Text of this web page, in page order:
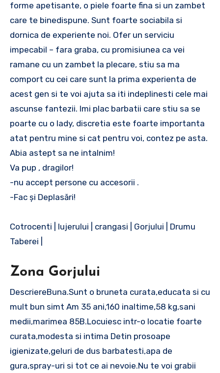
forme apetisante, o piele foarte fina si un zambet
care te binedispune. Sunt foarte sociabila si
dornica de experiente noi. Ofer un serviciu
impecabil – fara graba, cu promisiunea ca vei
ramane cu un zambet la plecare, stiu sa ma
comport cu cei care sunt la prima experienta de
acest gen si te voi ajuta sa iti indeplinesti cele mai
ascunse fantezii. Imi plac barbatii care stiu sa se
poarte cu o lady, discretia este foarte importanta
atat pentru mine si cat pentru voi, contez pe asta.
Abia astept sa ne intalnim!
Va pup , dragilor!
-nu accept persone cu accesorii .
-Fac și Deplasări!
Cotrocenti | lujerului | crangasi | Gorjului | Drumu
Taberei |
Zona Gorjului
DescriereBuna.Sunt o bruneta curata,educata si cu
mult bun simt Am 35 ani,160 inaltime,58 kg,sani
medii,marimea 85B.Locuiesc intr-o locatie foarte
curata,modesta si intima Detin prosoape
igienizate,geluri de dus barbatesti,apa de
gura,spray-uri si tot ce ai nevoie.Nu te voi grabii